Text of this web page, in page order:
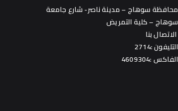
محافظة سوهاج – مدينة ناصر- شارع جامعة
سوهاج – كلية التمريض
الاتصال بنا
التليفون :2714
الفاكس :4609304